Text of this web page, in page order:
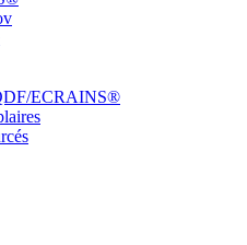
ECRAINS®